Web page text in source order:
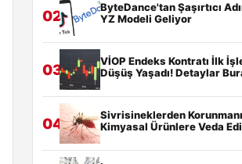
02
ByteDance'tan Şaşırtıcı
YZ Modeli Geliyor
03
VİOP Endeks Kontratı İlk
Düşüş Yaşadı! Detaylar
04
Sivrisineklerden
Kimyasal Ürünlere Veda